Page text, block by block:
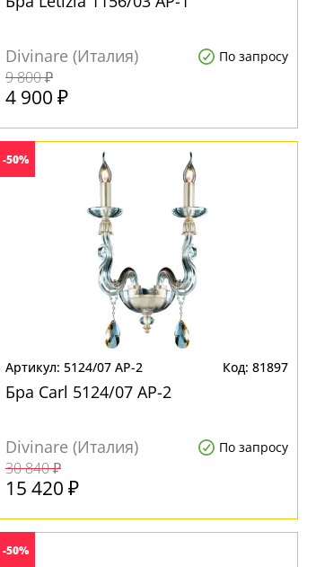
Divinare (Италия) По запросу
9 800 ₽
4 900 ₽
-50%
5124/07 AP-2 81897
Бра Carl 5124/07 AP-2
Divinare (Италия) По запросу
30 840 ₽
15 420 ₽
-50%